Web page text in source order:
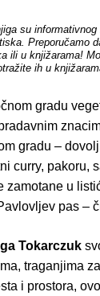
su
Preporučamo
ili u knjižarama!
ih u
gradu
gradu –
curry, pakoru,
zamotane u
pas –
Tokarczuk
traganjima
i prostora,